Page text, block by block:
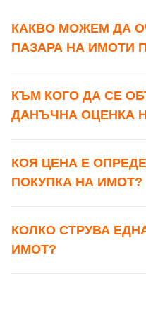
КАКВО МОЖЕМ ДА
ПАЗАРА НА ИМОТИ
КЪМ КОГО ДА СЕ
ДАНЪЧНА ОЦЕНКА
КОЯ ЦЕНА Е
ПОКУПКА НА ИМОТ?
КОЛКО СТРУВА
ИМОТ?